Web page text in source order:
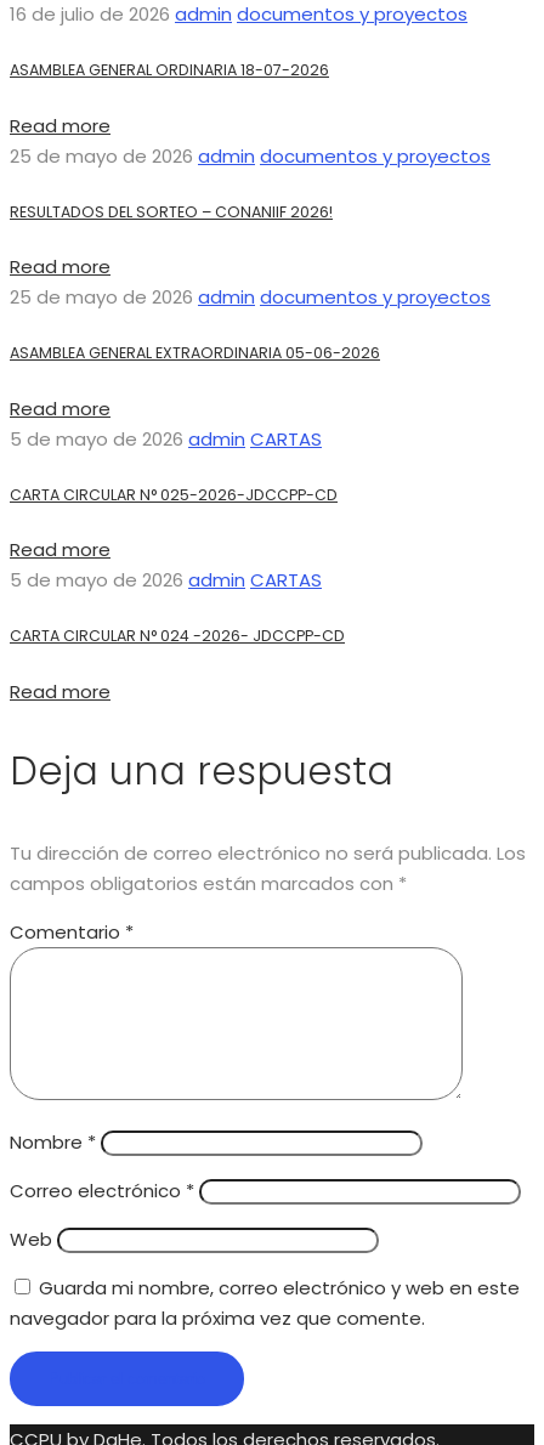
16 de julio de 2026 admin documentos y proyectos
ASAMBLEA GENERAL ORDINARIA 18-07-2026
Read more
25 de mayo de 2026 admin documentos y proyectos
RESULTADOS DEL SORTEO – CONANIIF 2026!
Read more
25 de mayo de 2026 admin documentos y proyectos
ASAMBLEA GENERAL EXTRAORDINARIA 05-06-2026
Read more
5 de mayo de 2026 admin CARTAS
CARTA CIRCULAR N° 025-2026-JDCCPP-CD
Read more
5 de mayo de 2026 admin CARTAS
CARTA CIRCULAR N° 024 -2026- JDCCPP-CD
Read more
Deja una respuesta
Tu dirección de correo electrónico no será publicada. Los
campos obligatorios están marcados con *
Comentario *
Nombre *
Correo electrónico *
Web
Guarda mi nombre, correo electrónico y web en este
navegador para la próxima vez que comente.
CCPU by DaHe. Todos los derechos reservados.